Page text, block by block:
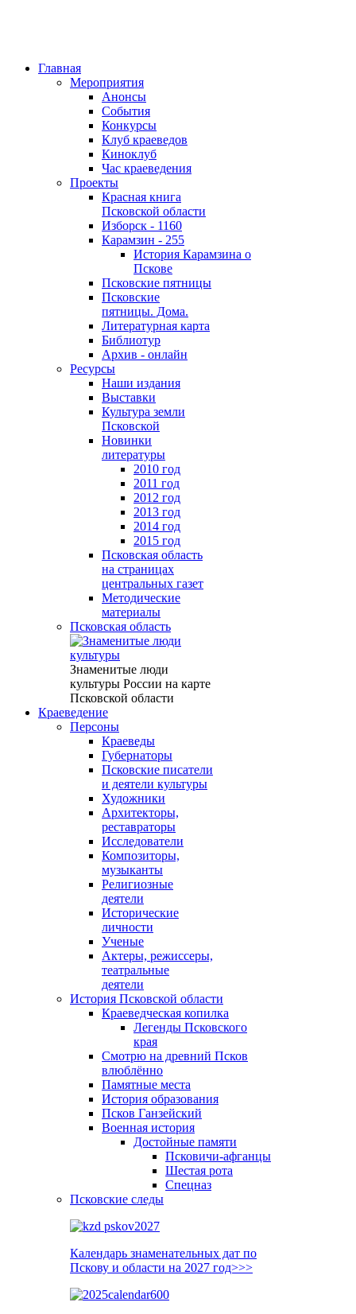
Главная
Мероприятия
Анонсы
События
Конкурсы
Клуб краеведов
Киноклуб
Час краеведения
Проекты
Красная книга
Псковской области
Изборск - 1160
Карамзин - 255
История Карамзина о
Пскове
Псковские пятницы
Псковские
пятницы. Дома.
Литературная карта
Библиотур
Архив - онлайн
Ресурсы
Наши издания
Выставки
Культура земли
Псковской
Новинки
литературы
2010 год
2011 год
2012 год
2013 год
2014 год
2015 год
Псковская область
на страницах
центральных газет
Методические
материалы
Псковская область
Знаменитые люди
культуры России на карте
Псковской области
Краеведение
Персоны
Краеведы
Губернаторы
Псковские писатели
и деятели культуры
Художники
Архитекторы,
реставраторы
Исследователи
Композиторы,
музыканты
Религиозные
деятели
Исторические
личности
Ученые
Актеры, режиссеры,
театральные
деятели
История Псковской области
Краеведческая копилка
Легенды Псковского
края
Смотрю на древний Псков
влюблённо
Памятные места
История образования
Псков Ганзейский
Военная история
Достойные памяти
Псковичи-афганцы
Шестая рота
Спецназ
Псковские следы
Календарь знаменательных дат по
Пскову и области на 2027 год>>>